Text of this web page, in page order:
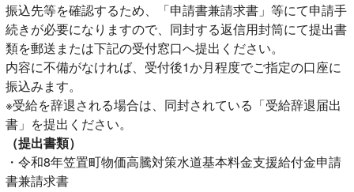
振込先等を確認するため、「申請書兼請求書」等にて申請手
続きが必要になりますので、同封する返信用封筒にて提出書
類を郵送または下記の受付窓口へ提出ください。
内容に不備がなければ、受付後1か月程度でご指定の口座に
振込みます。
※受給を辞退される場合は、同封されている「受給辞退届出
書」を提出ください。
（提出書類）
・令和8年笠置町物価高騰対策水道基本料金支援給付金申請
書兼請求書